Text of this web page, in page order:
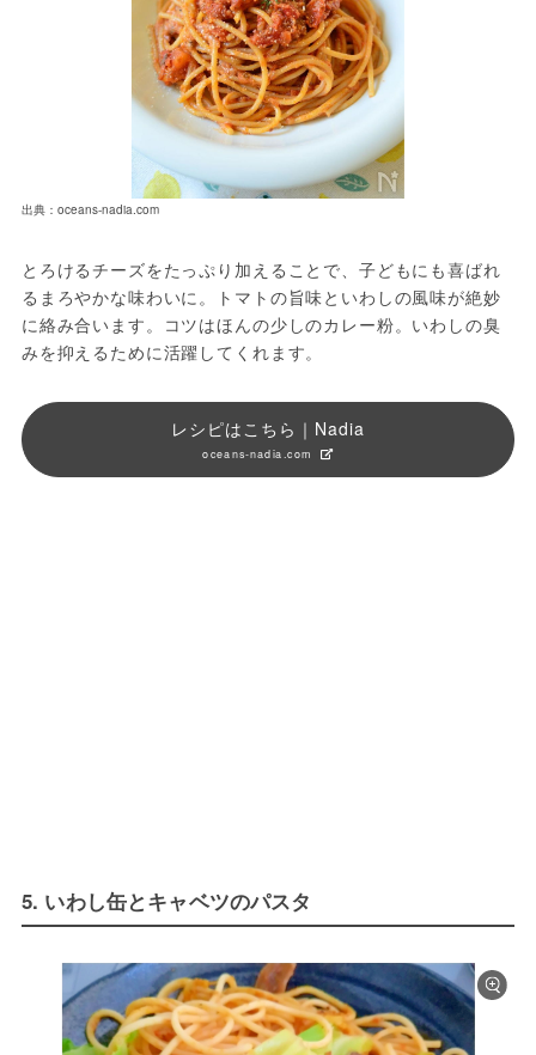
出典：oceans-nadia.com
とろけるチーズをたっぷり加えることで、子どもにも喜ばれ
るまろやかな味わいに。トマトの旨味といわしの風味が絶妙
に絡み合います。コツはほんの少しのカレー粉。いわしの臭
みを抑えるために活躍してくれます。
レシピはこちら｜Nadia
oceans-nadia.com
5. いわし缶とキャベツのパスタ